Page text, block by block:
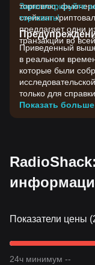
торговлю,
стейкинг
предлагает одни
транзакции во
Зарегистрируйте
торговать!
Приведенный
в реальном
которые были
только для
советом. Цены на
волатильностью.
Показать больше
Показатели цены
24ч минимум --